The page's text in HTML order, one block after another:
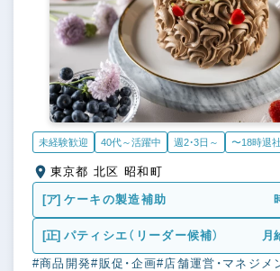
未経験歓迎 40代～活躍中 週2・3日～ 〜18時退社
東京都 北区 昭和町
[ア] ケーキの製造補助
[正] パティシエ（リーダー候補） 月
#商品開発#販促・企画#店舗運営・マネジメ